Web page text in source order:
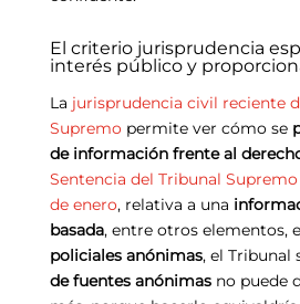
El criterio jurisprudencia
interés público y
La jurisprudencia civil reciente
Supremopermite ver cómo se
de información frente al
Sentencia del Tribunal Supremo
de enero, relativa a una
basada, entre otros elementos, e
policiales anónimas, el Tribunal
de fuentes anónimasno puede